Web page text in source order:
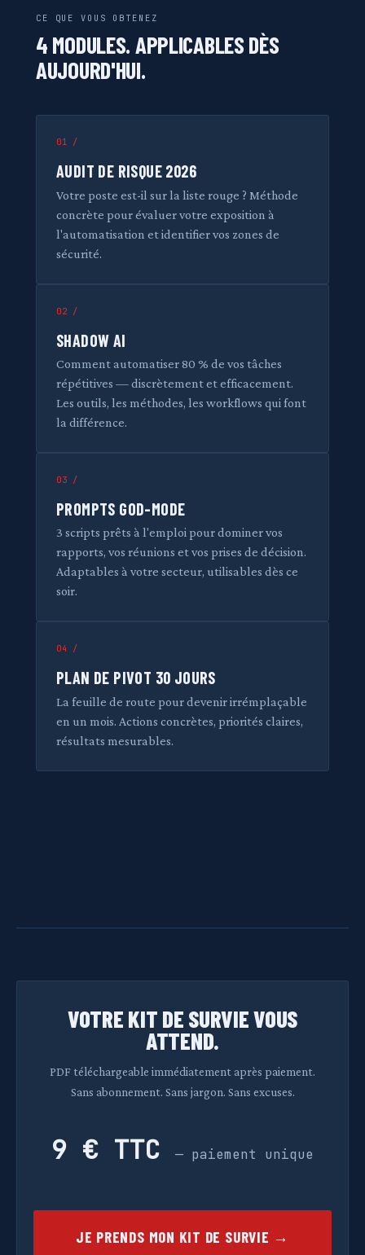
CE QUE VOUS OBTENEZ
4 MODULES. APPLICABLES DÈS
AUJOURD'HUI.
01 /
AUDIT DE RISQUE 2026
Votre poste est-il sur la liste rouge ? Méthode
concrète pour évaluer votre exposition à
l'automatisation et identifier vos zones de
sécurité.
02 /
SHADOW AI
Comment automatiser 80 % de vos tâches
répétitives — discrètement et efficacement.
Les outils, les méthodes, les workflows qui font
la différence.
03 /
PROMPTS GOD-MODE
3 scripts prêts à l'emploi pour dominer vos
rapports, vos réunions et vos prises de décision.
Adaptables à votre secteur, utilisables dès ce
soir.
04 /
PLAN DE PIVOT 30 JOURS
La feuille de route pour devenir irrémplaçable
en un mois. Actions concrètes, priorités claires,
résultats mesurables.
VOTRE KIT DE SURVIE VOUS
ATTEND.
PDF téléchargeable immédiatement après paiement.
Sans abonnement. Sans jargon. Sans excuses.
9 € TTC — paiement unique
JE PRENDS MON KIT DE SURVIE →